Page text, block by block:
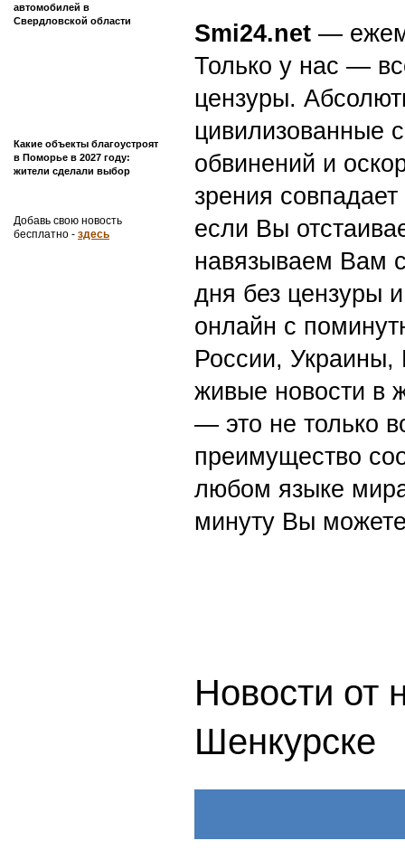
автомобилей в
Свердловской области
Какие объекты благоустроят
в Поморье в 2027 году:
жители сделали выбор
Добавь свою новость
бесплатно - здесь
Smi24.net —
Только у нас —
цензуры.
цивилизованные
обвинений и
зрения
если Вы
навязываем Вам
дня без цензуры
онлайн с
России,
живые новости в
— это не только
преимущество
любом языке
минуту Вы
Новости от
Шенкурске